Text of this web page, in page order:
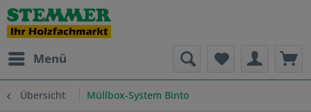
Menü
Übersicht Müllbox-System Binto